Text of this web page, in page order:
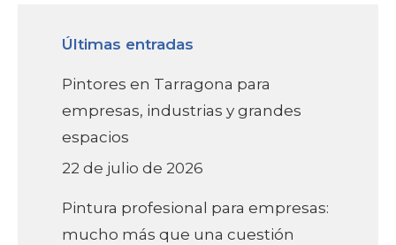
Últimas entradas
Pintores en Tarragona para
empresas, industrias y grandes
espacios
22 de julio de 2026
Pintura profesional para empresas:
mucho más que una cuestión